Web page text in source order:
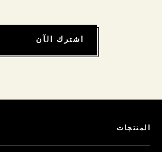
اشترك الآن
المنتجات